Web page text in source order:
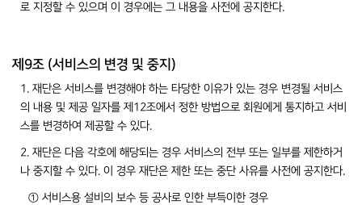
로 지정할 수 있으며 이 경우에는 그 내용을 사전에 공지한다.
제9조 (서비스의 변경 및 중지)
1. 재단은 서비스를 변경해야 하는 타당한 이유가 있는 경우 변경될 서비스
의 내용 및 제공 일자를 제12조에서 정한 방법으로 회원에게 통지하고 서비
스를 변경하여 제공할 수 있다.
2. 재단은 다음 각호에 해당되는 경우 서비스의 전부 또는 일부를 제한하거
나 중지할 수 있다. 이 경우 재단은 제한 또는 중단 사유를 사전에 공지한다.
① 서비스용 설비의 보수 등 공사로 인한 부득이한 경우